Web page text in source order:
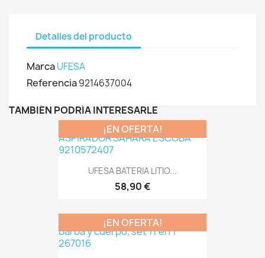
Detalles del producto
MarcaUFESA
Referencia9214637004
TAMBIÉN PODRÍA INTERESARLE
UFESA BATERIA LITIO...
58,90 €
¡EN OFERTA!
¡EN OFERTA!